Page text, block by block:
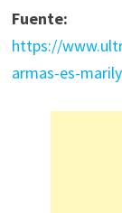
Fuente:
https://
armas-es-